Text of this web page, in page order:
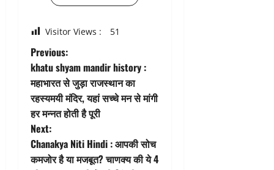
Visitor Views : 51
P
o
s
t
n
Previous:
khatu shyam mandir history :
महाभारत से जुड़ा राजस्थान का
रहस्यमयी मंदिर, यहां सच्चे मन से मांगी
हर मन्नत होती है पूरी
Next:
Chanakya Niti Hindi : आपकी सोच
कमजोर है या मजबूत? चाणक्य की ये 4